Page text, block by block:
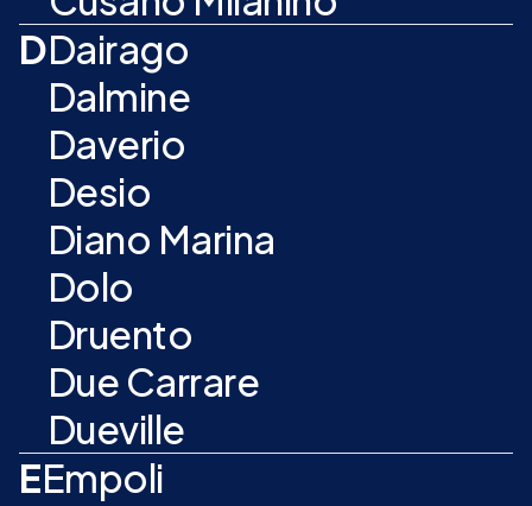
DDairago
Dalmine
Daverio
Desio
Diano Marina
Dolo
Druento
Due Carrare
Dueville
EEmpoli